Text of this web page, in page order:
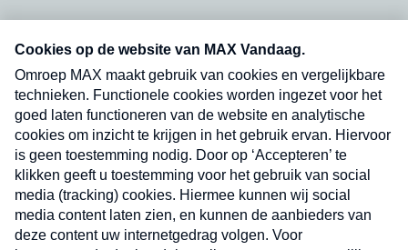
nieuwsbrief. Elke vrijdag- en dinsdagochtend in
uw mailbox.
Verzend